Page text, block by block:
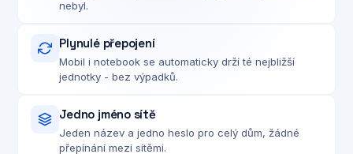
nebyl.
Plynulé přepojení
Mobil i notebook se automaticky drží té nejbližší
jednotky - bez výpadků.
Jedno jméno sítě
Jeden název a jedno heslo pro celý dům, žádné
přepínání mezi sítěmi.